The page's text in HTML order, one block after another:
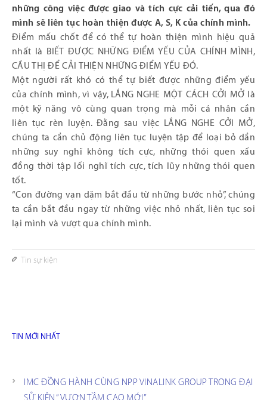
những công việc được giao và tích cực cải tiến, qua đó
mình sẽ liên tục hoàn thiện được A, S, K của chính mình.
Điểm mấu chốt để có thể tự hoàn thiện mình hiệu quả
nhất là BIẾT ĐƯỢC NHỮNG ĐIỂM YẾU CỦA CHÍNH MÌNH,
CẦU THỊ ĐỂ CẢI THIỆN NHỮNG ĐIỂM YẾU ĐÓ.
Một người rất khó có thể tự biết được những điểm yếu
của chính mình, vì vậy, LẮNG NGHE MỘT CÁCH CỞI MỞ là
một kỹ năng vô cùng quan trọng mà mỗi cá nhân cần
liên tục rèn luyện. Đằng sau việc LẮNG NGHE CỞI MỞ,
chúng ta cần chủ động liên tục luyện tập để loại bỏ dần
những suy nghĩ không tích cực, những thói quen xấu
đồng thời tập lối nghĩ tích cực, tích lũy những thói quen
tốt.
“Con đường vạn dặm bắt đầu từ những bước nhỏ”, chúng
ta cần bắt đầu ngay từ những việc nhỏ nhất, liên tục soi
lại mình và vượt qua chính mình.
Tin sự kiện
TIN MỚI NHẤT
IMC ĐỒNG HÀNH CÙNG NPP VINALINK GROUP TRONG ĐẠI
SỰ KIỆN “VƯƠN TẦM CAO MỚI”